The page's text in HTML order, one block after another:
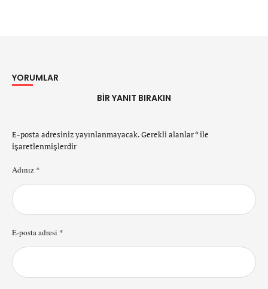
YORUMLAR
BIR YANIT BIRAKIN
E-posta adresiniz yayınlanmayacak.Gerekli alanlar*ile
işaretlenmişlerdir
Adınız *
E-posta adresi *